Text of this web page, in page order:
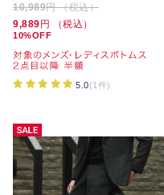
10,989円 （税込）
9,889 円 （税込）
10%OFF
5.0(1件)